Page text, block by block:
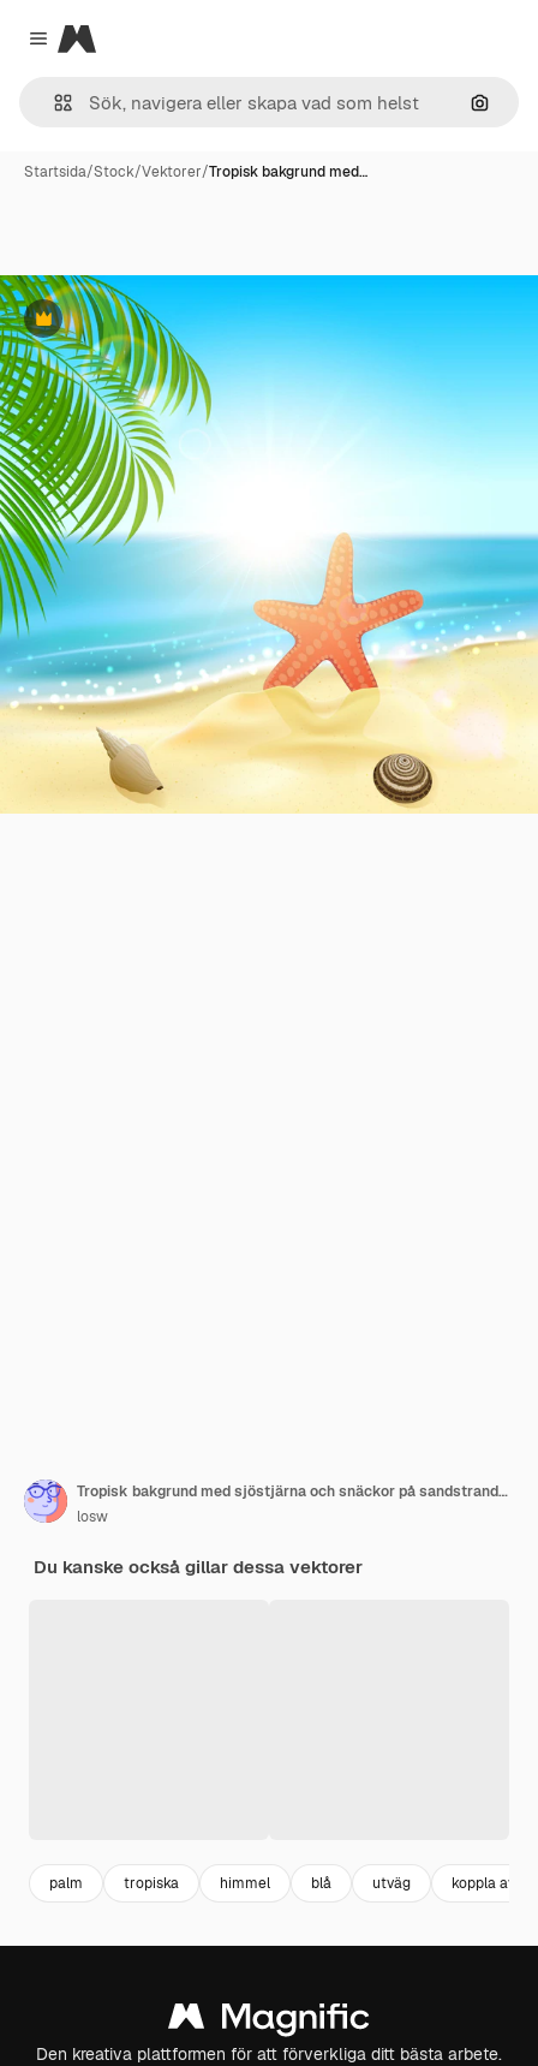
Close menu
Magnific
Sök
Startsida/Stock/Vektorer/Tropisk bakgrund med…
Premie
Tropisk bakgrund med sjöstjärna och snäckor på sandstranden, sol, glittrande hav och palmer, illustration.
losw
Du kanske också gillar dessa vektorer
palm tropiska himmel blå utväg koppla av
Den kreativa plattformen för att förverkliga ditt bästa arbete.